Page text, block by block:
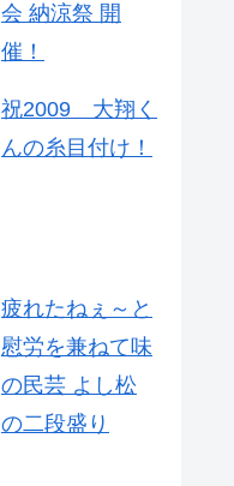
会 納涼祭 開
催！
祝2009 大翔く
んの糸目付け！
疲れたねぇ～と
慰労を兼ねて味
の民芸 よし松
の二段盛り